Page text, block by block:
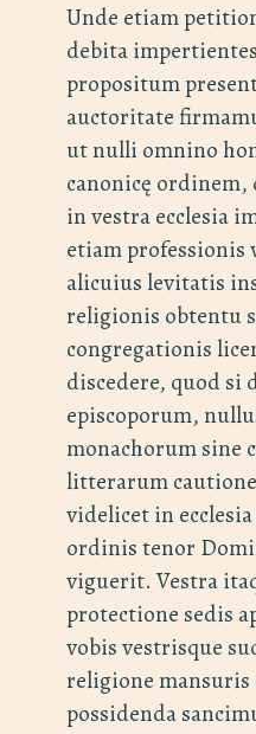
Unde etiam
debita
propositum
auctoritate
ut nulli omnino
canonicę ordinem,
in vestra ecclesia
etiam professionis
alicuius levitatis
religionis obtentu
congregationis
discedere, quod si
episcoporum,
monachorum sine
litterarum
videlicet in
ordinis tenor
viguerit. Vestra
protectione sedis
vobis vestrisque
religione mansuris
possidenda